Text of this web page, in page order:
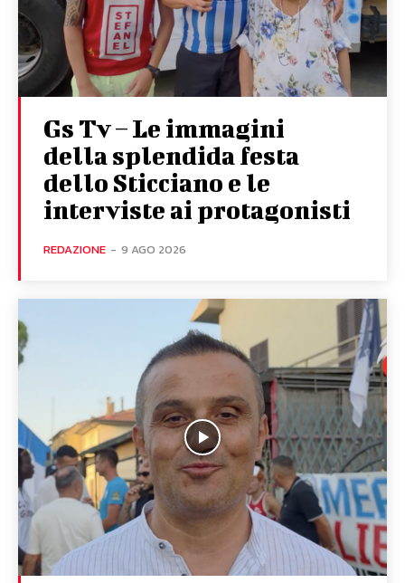
Gs Tv – Le immagini
della splendida festa
dello Sticciano e le
interviste ai protagonisti
REDAZIONE - 9 AGO 2026